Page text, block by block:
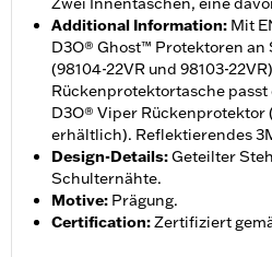
Additional Information: Mit
D3O® Ghost™ Protektoren
(98104-22VR und 98103-
Rückenprotektortasche passt
D3O® Viper Rückenprotektor
erhältlich). Reflektierendes
Design-Details:Geteilter
Schulternähte.
Motive: Prägung.
Certification:Zertifiziert